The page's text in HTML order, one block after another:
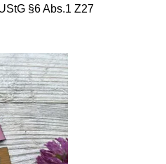
§6 Abs.1 Z27